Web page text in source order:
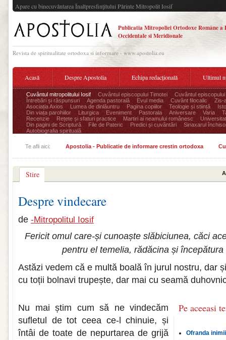
Apare cu binecuvântarea Înaltpresfinţitului Părinte Mitropolit Iosif
Publicatia Mitropoliei Ortodoxe Române a
Occidentale si Meridionale
Revista de spiritualitate ortodoxa si informare - www.apostolia.eu
Acasă Despre Apostolia Echipa redacțională Ultimul
Cuvântul mitropolitului Iosif Cuvântul episcopului Timotei
Cuvântul episcopului
Întrebări și răspunsuri
Agenda pastorală Evul media Cuvânt filocalic
Zis-
Asociația Axios
Lumea de dinlăuntru Pagina copiilor Teologie și stiință
Din viața parohiilor
Liturgica Eveniment Pastorala Aniversare Varia
Recenzie
Rețete și sfaturi practice Martiri ai neamului românesc
Din pagini de Scriptură
File de Pateric Predici și cuvântări
Sinaxarul
Autobiografia spirituală
Te afli aici: Apostolia - Publicatie de informare crestin ortodoxa
Stire
Despre vindecare
de -Mitropolitul Iosif
Fericit omul care-și cunoaște slăbiciunea, căci
pentru el temelia, rădăcina și începătura
Astăzi vedem că e multă boală în jurul nostru, dar
cu toții bolnavi trupește, dar mai cu seamă
Pe aceeasi
Ofranda
Nu mai știm cum să ne vindecăm
sufletul de tot ceea ce-l chinuie, și
întâi de toate de nepurtarea de grijă